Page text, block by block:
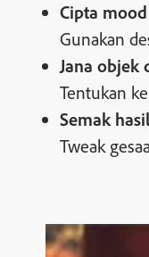
Cipta
Gunakan
Jana objek
Tentukan
Semak
Tweak